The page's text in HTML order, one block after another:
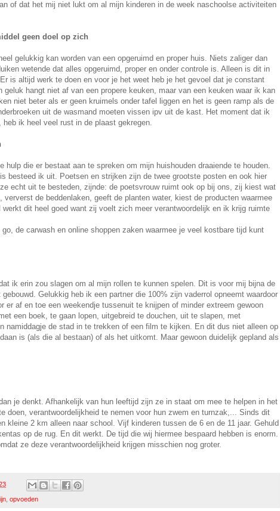
of dat het mij niet lukt om al mijn kinderen in de week naschoolse activiteiten
geen doel op zich
gelukkig kan worden van een opgeruimd en proper huis. Niets zaliger dan
wetende dat alles opgeruimd, proper en onder controle is. Alleen is dit in
is altijd werk te doen en voor je het weet heb je het gevoel dat je constant
hangt niet af van een propere keuken, maar van een keuken waar ik kan
niet beter als er geen kruimels onder tafel liggen en het is geen ramp als de
uit de wasmand moeten vissen ipv uit de kast. Het moment dat ik
heb ik heel veel rust in de plaast gekregen.
hulp die er bestaat aan te spreken om mijn huishouden draaiende te houden.
besteed ik uit. Poetsen en strijken zijn de twee grootste posten en ook hier
echt uit te besteden, zijnde: de poetsvrouw ruimt ook op bij ons, zij kiest wat
ververst de beddenlaken, geeft de planten water, kiest de producten waarmee
dit heel goed want zij voelt zich meer verantwoordelijk en ik krijg ruimte
de carwash en online shoppen zaken waarmee je veel kostbare tijd kunt
ik erin zou slagen om al mijn rollen te kunnen spelen. Dit is voor mij bijna de
Gelukkig heb ik een partner die 100% zijn vaderrol opneemt waardoor
er af en toe een weekendje tussenuit te knijpen of minder extreem gewoon
een boek, te gaan lopen, uitgebreid te douchen, uit te slapen, met
namiddagje de stad in te trekken of een film te kijken. En dit dus niet alleen op
is (als die al bestaan) of als het uitkomt. Maar gewoon duidelijk gepland als
je denkt. Afhankelijk van hun leeftijd zijn ze in staat om mee te helpen in het
doen, verantwoordelijkheid te nemen voor hun zwem en turnzak,... Sinds dit
kleine 2 km alleen naar school. Vijf kinderen tussen de 6 en de 11 jaar. Gehuld
op de rug. En dit werkt. De tijd die wij hiermee bespaard hebben is enorm.
ze deze verantwoordelijkheid krijgen misschien nog groter.
opvoeden